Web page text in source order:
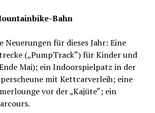
Bahn
Neuerungen für dieses Jahr: Eine
(„PumpTrack“) für Kinder und
Mai); ein Indoorspielpatz in der
mit Kettcarverleih; eine
vor der „Kajüte“; ein